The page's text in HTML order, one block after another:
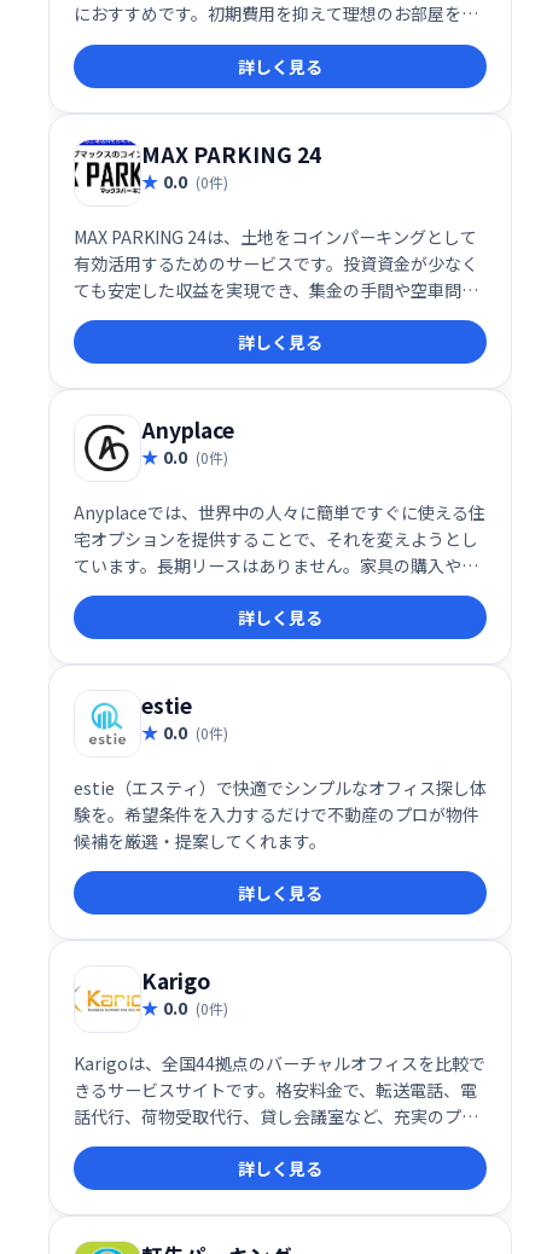
におすすめです。初期費用を抑えて理想のお部屋を見
つけましょう。 あなたにぴったりの物件を、笑顔でサ
ポートいたします！
詳しく見る
MAX PARKING 24
0.0 (0件)
MAX PARKING 24は、土地をコインパーキングとして
有効活用するためのサービスです。投資資金が少なく
ても安定した収益を実現でき、集金の手間や空車問題
も解消します。オーナー様の様々な課題を解決し、手
間のかからない経営と安定した収益をお約束します。
土地活用でお困りの方は、ぜひMAX PARKING 24にご
相談ください。
詳しく見る
Anyplace
0.0 (0件)
Anyplaceでは、世界中の人々に簡単ですぐに使える住
宅オプションを提供することで、それを変えようとし
ています。長期リースはありません。家具の購入や移
動はありません。無限のスクリーニングプロセスはあ
りません。
詳しく見る
estie
0.0 (0件)
estie（エスティ）で快適でシンプルなオフィス探し体
験を。希望条件を入力するだけで不動産のプロが物件
候補を厳選・提案してくれます。
詳しく見る
Karigo
0.0 (0件)
Karigoは、全国44拠点のバーチャルオフィスを比較で
きるサービスサイトです。格安料金で、転送電話、電
話代行、荷物受取代行、貸し会議室など、充実のプラ
ンを提供しています。多様なニーズに対応するバーチ
ャルオフィスを、手軽に導入できます。
詳しく見る